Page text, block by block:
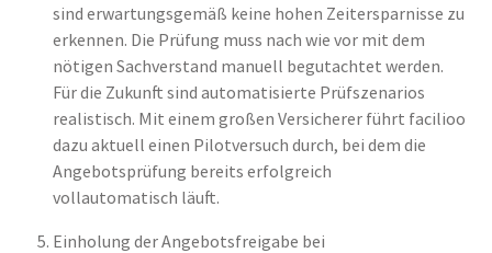
sind erwartungsgemäß keine hohen Zeitersparnisse zu
erkennen. Die Prüfung muss nach wie vor mit dem
nötigen Sachverstand manuell begutachtet werden.
Für die Zukunft sind automatisierte Prüfszenarios
realistisch. Mit einem großen Versicherer führt facilioo
dazu aktuell einen Pilotversuch durch, bei dem die
Angebotsprüfung bereits erfolgreich
vollautomatisch läuft.
Einholung der Angebotsfreigabe bei